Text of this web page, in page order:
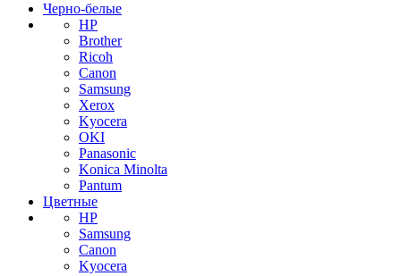
Черно-белые
HP
Brother
Ricoh
Canon
Samsung
Xerox
Kyocera
OKI
Panasonic
Konica Minolta
Pantum
Цветные
HP
Samsung
Canon
Kyocera